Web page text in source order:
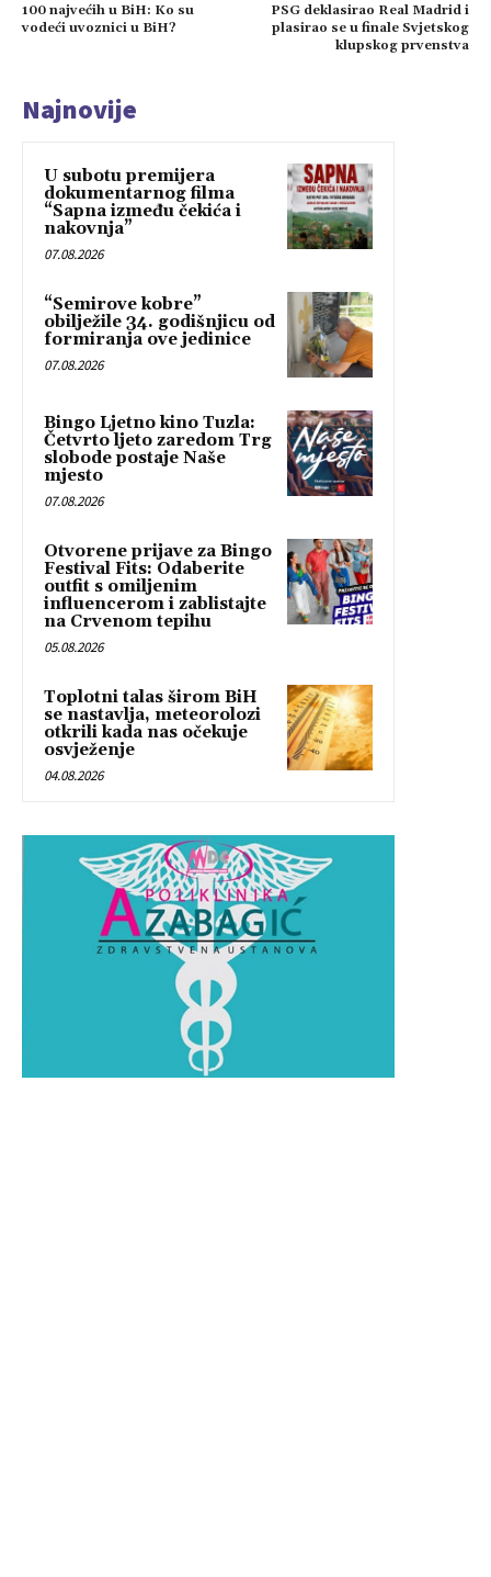
100 najvećih u BiH: Ko su
vodeći uvoznici u BiH?
PSG deklasirao Real Madrid i
plasirao se u finale Svjetskog
klupskog prvenstva
Najnovije
U subotu premijera
dokumentarnog filma
“Sapna između čekića i
nakovnja”
07.08.2026
“Semirove kobre”
obilježile 34. godišnjicu od
formiranja ove jedinice
07.08.2026
Bingo Ljetno kino Tuzla:
Četvrto ljeto zaredom Trg
slobode postaje Naše
mjesto
07.08.2026
Otvorene prijave za Bingo
Festival Fits: Odaberite
outfit s omiljenim
influencerom i zablistajte
na Crvenom tepihu
05.08.2026
Toplotni talas širom BiH
se nastavlja, meteorolozi
otkrili kada nas očekuje
osvježenje
04.08.2026